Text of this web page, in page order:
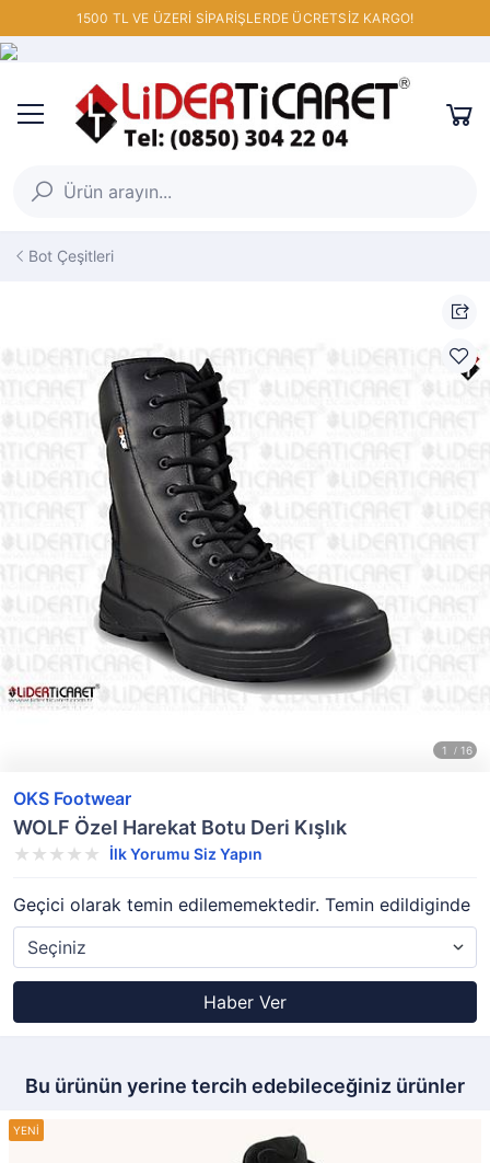
1500 TL VE ÜZERİ SİPARİŞLERDE ÜCRETSİZ KARGO!
Bot Çeşitleri
OKS Footwear
WOLF Özel Harekat Botu Deri Kışlık
İlk Yorumu Siz Yapın
Geçici olarak temin edilememektedir. Temin edildiginde
Haber Ver
Bu ürünün yerine tercih edebileceğiniz ürünler